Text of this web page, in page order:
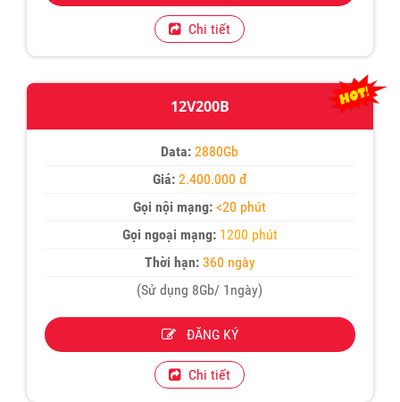
Chi tiết
12V200B
Data: 2880Gb
Giá:2.400.000 đ
Gọi nội mạng: <20 phút
Gọi ngoại mạng: 1200 phút
Thời hạn:360 ngày
(Sử dụng 8Gb/ 1ngày)
ĐĂNG KÝ
Chi tiết